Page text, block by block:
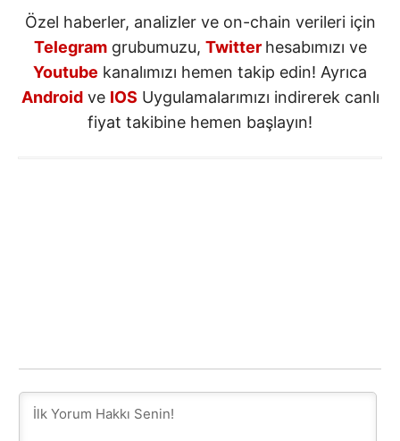
Özel haberler, analizler ve on-chain verileri için
Telegramgrubumuzu, Twitter hesabımızı ve
Youtube kanalımızı hemen takip edin! Ayrıca
Androidve IOS Uygulamalarımızı indirerek canlı
fiyat takibine hemen başlayın!